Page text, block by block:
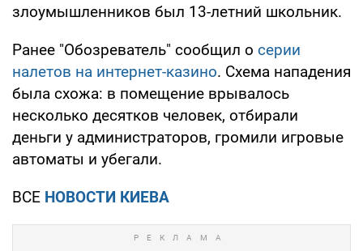
злоумышленников был 13-летний школьник.
Ранее "Обозреватель" сообщил о серии
налетов на интернет-казино. Схема нападения
была схожа: в помещение врывалось
несколько десятков человек, отбирали
деньги у администраторов, громили игровые
автоматы и убегали.
ВСЕ НОВОСТИ КИЕВА